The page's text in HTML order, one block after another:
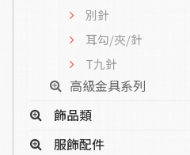
別針
耳勾/夾/針
T九針
高級金具系列
飾品類
服飾配件